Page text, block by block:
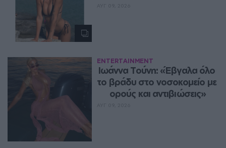
ENTERTAINMENT
Ιωάννα Τούνη: «Έβγαλα όλο
το βράδυ στο νοσοκομείο με
ορούς και αντιβιώσεις»